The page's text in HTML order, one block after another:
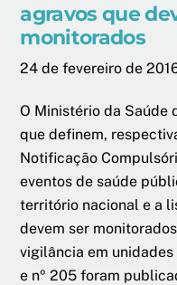
agravos que
monitorados
24 de fevereiro de
O Ministério da Saúde
que definem,
Notificação
eventos de saúde
território nacional e a
devem ser
vigilância em
e nº 205 foram